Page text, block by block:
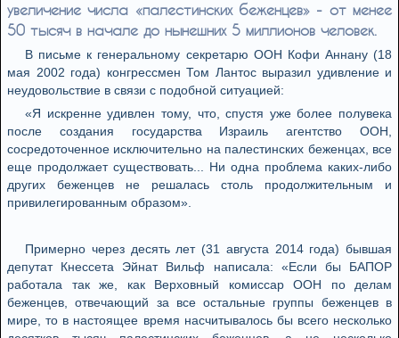
увеличение числа «палестинских беженцев» - от менее
50 тысяч в начале до нынешних 5 миллионов человек.
В письме к генеральному секретарю ООН Кофи Аннану (18
мая 2002 года) конгрессмен Том Лантос выразил удивление и
неудовольствие в связи с подобной ситуацией:
«Я искренне удивлен тому, что, спустя уже более полувека
после создания государства Израиль агентство ООН,
сосредоточенное исключительно на палестинских беженцах, все
еще продолжает существовать... Ни одна проблема каких-либо
других беженцев не решалась столь продолжительным и
привилегированным образом».
Примерно через десять лет (31 августа 2014 года) бывшая
депутат Кнессета Эйнат Вильф написала: «Если бы БАПОР
работала так же, как Верховный комиссар ООН по делам
беженцев, отвечающий за все остальные группы беженцев в
мире, то в настоящее время насчитывалось бы всего несколько